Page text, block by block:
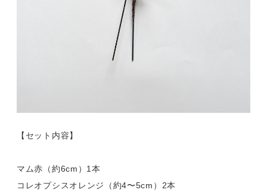
【セット内容】
マム赤（約6cm）1本
コレオプシスオレンジ（約4〜5cm）2本